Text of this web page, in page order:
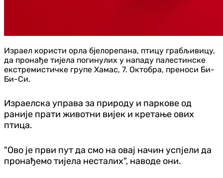
Израел користи орла бјелорепана, птицу грабљивицу,
да пронађе тијела погинулих у нападу палестинске
екстремистичке групе Хамас, 7. Октобра, преноси Би-
Би-Си.
Израелска управа за природу и паркове од
раније прати животни вијек и кретање ових
птица.
"Ово је први пут да смо на овај начин успјели да
пронађемо тијела несталих", наводе они.